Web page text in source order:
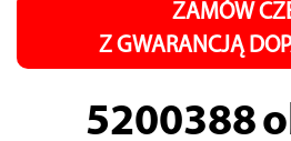
ZAMÓW
Z GWARANCJĄ
5200388